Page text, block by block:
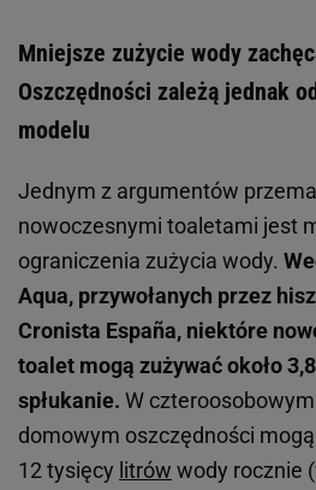
Mniejsze zużycie wody
Oszczędności zależą jednak
modelu
Jednym z argumentów
nowoczesnymi toaletami jest
ograniczenia zużycia wody.
Aqua, przywołanych przez
Cronista España, niektóre
toalet mogą zużywać około
spłukanie. W
domowym oszczędności
12 tysięcy litrów wody rocznie